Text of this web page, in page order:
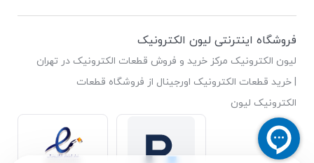
فروشگاه اینترنتی لیون الکترونیک
لیون الکترونیک مرکز خرید و فروش قطعات الکترونیک در تهران
| خرید قطعات الکترونیک اورجینال از فروشگاه قطعات
الکترونیک لیون